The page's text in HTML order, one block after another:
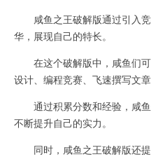
咸鱼之王破解版通过引入竞
华，展现自己的特长。
在这个破解版中，咸鱼们可
设计、编程竞赛、飞速撰写文章
通过积累分数和经验，咸鱼
不断提升自己的实力。
同时，咸鱼之王破解版还提